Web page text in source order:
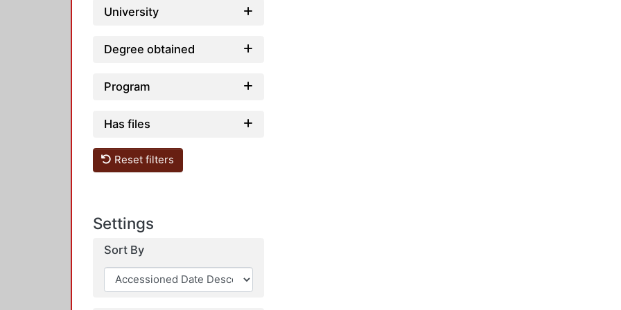
University
Degree obtained
Program
Has files
Reset filters
Settings
Sort By